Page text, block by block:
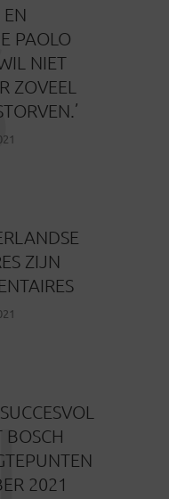
PAOLO
NIET
ZOVEEL
ZIJN
BOSCH
2021